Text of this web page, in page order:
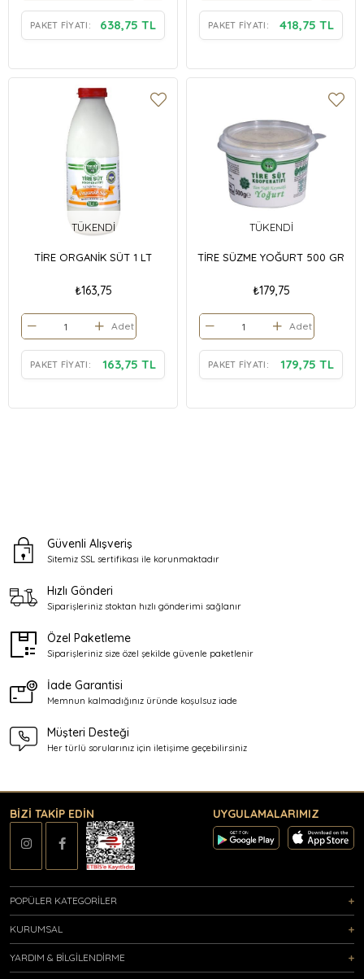
PAKET FIYATI: 638,75 TL PAKET FIYATI: 418,75 TL
TÜKENDI
TİRE ORGANİK SÜT 1 LT
₺163,75
Adet
PAKET FIYATI: 163,75 TL
TÜKENDI
TİRE SÜZME YOĞURT 500 GR
₺179,75
Adet
PAKET FIYATI: 179,75 TL
Güvenli Alışveriş
Sitemiz SSL sertifikası ile korunmaktadır
Hızlı Gönderi
Siparişleriniz stoktan hızlı gönderimi sağlanır
Özel Paketleme
Siparişleriniz size özel şekilde güvenle paketlenir
İade Garantisi
Memnun kalmadığınız üründe koşulsuz iade
Müşteri Desteği
Her türlü sorularınız için iletişime geçebilirsiniz
BİZİ TAKİP EDİN UYGULAMALARIMIZ
POPÜLER KATEGORİLER
KURUMSAL
YARDIM & BİLGİLENDİRME